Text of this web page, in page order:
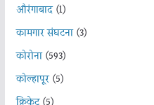
औरंगाबाद(1)
कामगार संघटना(3)
कोरोना(593)
कोल्हापूर(5)